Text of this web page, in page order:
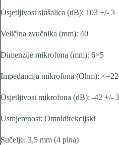
Osjetljivost slušalica (dB): 103 +/- 3
Veličina zvučnika (mm): 40
Dimenzije mikrofona (mm): 6×5
Impedancija mikrofona (Ohm):
Osjetljivost mikrofona (dB): -42 +/- 3
Usmjerenost: Omnidirekcijski
Sučelje: 3,5 mm (4 pina)